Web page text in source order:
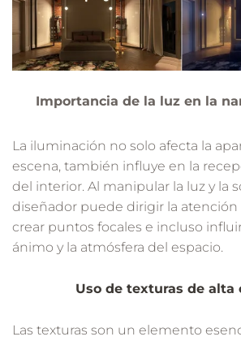
Importancia de la luz en la
La iluminación no solo afecta la
escena, también influye en la
del interior. Al manipular la luz y la
diseñador puede dirigir la atención
crear puntos focales e incluso
ánimo y la atmósfera del espacio.
Uso de texturas de alta
Las texturas son un elemento